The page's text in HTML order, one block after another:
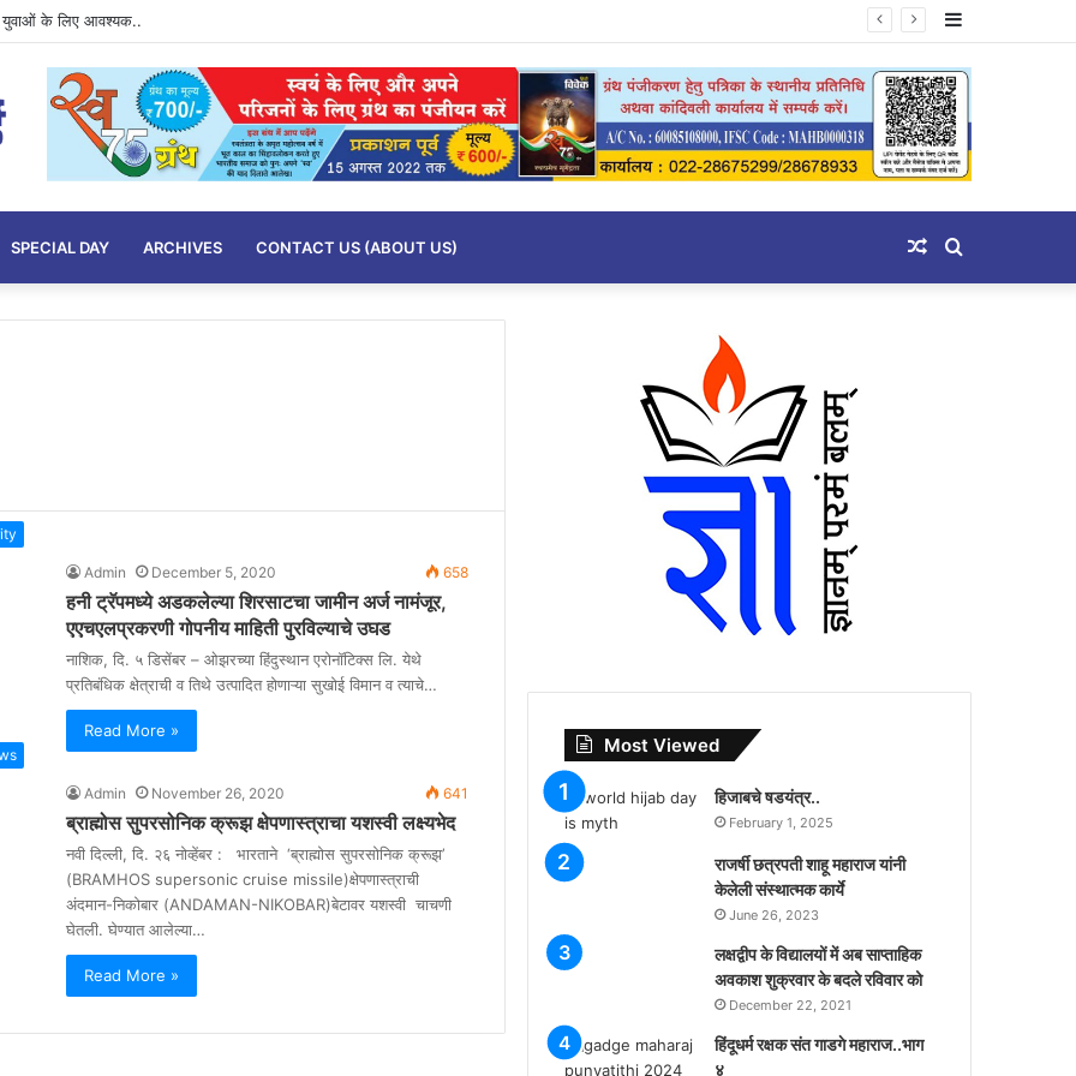
SPECIAL DAY ARCHIVES CONTACT US (ABOUT US) Search
Random
Admin December 5, 2020 658
हनी ट्रॅपमध्ये अडकलेल्या शिरसाटचा जामीन अर्ज नामंजूर,
एएचएलप्रकरणी गोपनीय माहिती पुरविल्याचे उघड
नाशिक, दि. ५ डिसेंबर – ओझरच्या हिंदुस्थान एरोनॉटिक्स लि. येथे
प्रतिबंधिक क्षेत्राची व तिथे उत्पादित होणाऱ्या सुखोई विमान व त्याचे…
Read More »
Admin November 26, 2020 641
ब्राह्मोस सुपरसोनिक क्रूझ क्षेपणास्त्राचा यशस्वी लक्ष्यभेद
नवी दिल्ली, दि. २६ नोव्हेंबर : भारताने ‘ब्राह्मोस सुपरसोनिक क्रूझ’
(BRAMHOS supersonic cruise missile)क्षेपणास्त्राची
अंदमान-निकोबार (ANDAMAN-NIKOBAR)बेटावर यशस्वी चाचणी
घेतली. घेण्यात आलेल्या…
Read More »
Most Viewed
हिजाबचे षडयंत्र..
February 1, 2025
राजर्षी छत्रपती शाहू महाराज यांनी
केलेली संस्थात्मक कार्ये
June 26, 2023
लक्षद्वीप के विद्यालयों में अब साप्ताहिक
अवकाश शुक्रवार के बदले रविवार को
December 22, 2021
हिंदूधर्म रक्षक संत गाडगे महाराज..भाग
४